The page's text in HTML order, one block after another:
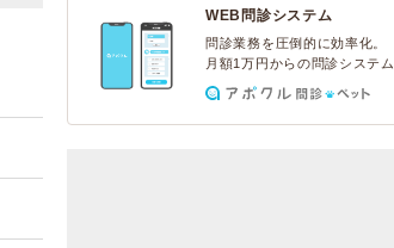
WEB問診システム
問診業務を圧倒的に効率化。
月額1万円からの問診システム